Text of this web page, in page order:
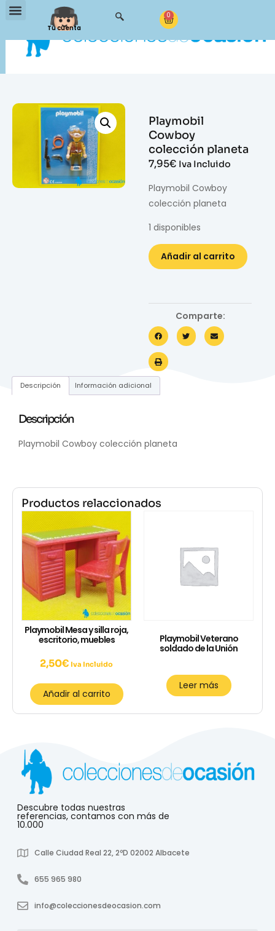
Tu cuenta
0
Playmobil
Cowboy
colección planeta
7,95€ Iva Incluido
Playmobil Cowboy
colección planeta
1 disponibles
Añadir al carrito
Comparte:
Descripción Información adicional
Descripción
Playmobil Cowboy colección planeta
Productos relaccionados
Playmobil Mesa y silla roja,
escritorio, muebles
2,50€ Iva Incluido
Añadir al carrito
Playmobil Veterano
soldado de la Unión
Leer más
Descubre todas nuestras
referencias, contamos con más de
10.000
Calle Ciudad Real 22, 2ºD 02002 Albacete
655 965 980
info@coleccionesdeocasion.com